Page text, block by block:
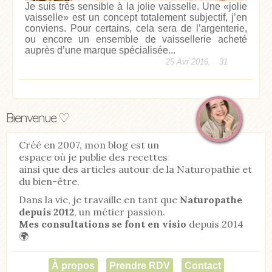
Je suis très sensible à la jolie vaisselle. Une «jolie
vaisselle» est un concept totalement subjectif, j’en
conviens. Pour certains, cela sera de l’argenterie,
ou encore un ensemble de vaissellerie acheté
auprès d’une marque spécialisée...
25 Avr 2016, 31
Bienvenue ♡
Créé en 2007, mon blog est un
espace où je publie des recettes
ainsi que des articles autour de la Naturopathie et
du bien-être.
Dans la vie, je travaille en tant que Naturopathe
depuis 2012, un métier passion.
Mes consultations se font en visio depuis 2014
🌍
À propos Prendre RDV Contact